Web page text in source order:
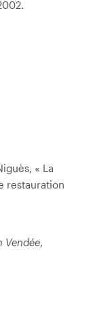
« La
restauration
Vendée,